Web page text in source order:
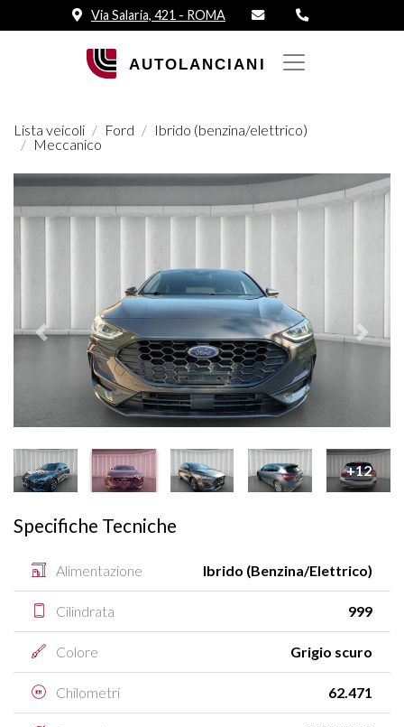
Via Salaria, 421 - ROMA
Lista veicoli Ford
Ibrido (benzina/elettrico)
Meccanico
Prededente
+12
Specifiche Tecniche
Alimentazione Ibrido (Benzina/Elettrico)
Cilindrata 999
Colore Grigio scuro
Chilometri 62.471